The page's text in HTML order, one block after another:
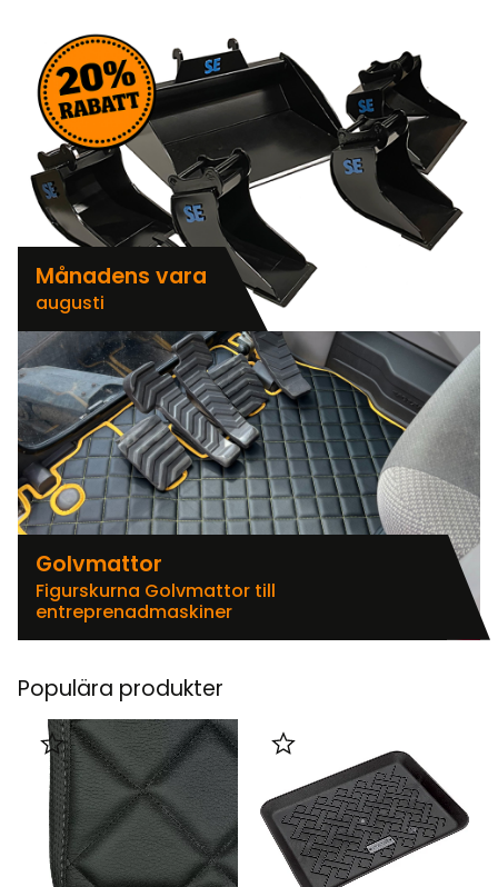
Månadens vara
augusti
Golvmattor
Figurskurna Golvmattor till
entreprenadmaskiner
Populära produkter
Lägg till i favoriter Lägg till i favoriter